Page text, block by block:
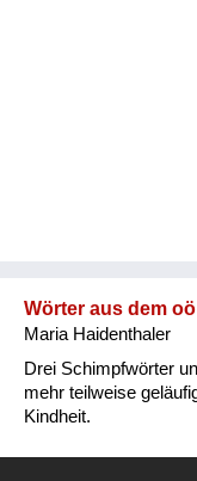
Wörter aus dem
Maria Haidenthaler
Drei Schimpfwörter
mehr teilweise
Kindheit.